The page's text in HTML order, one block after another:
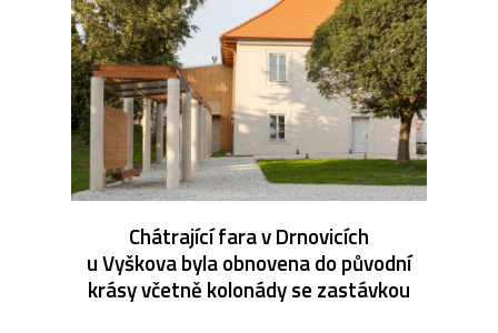
Chátrající fara v Drnovicích
u Vyškova byla obnovena do původní
krásy včetně kolonády se zastávkou